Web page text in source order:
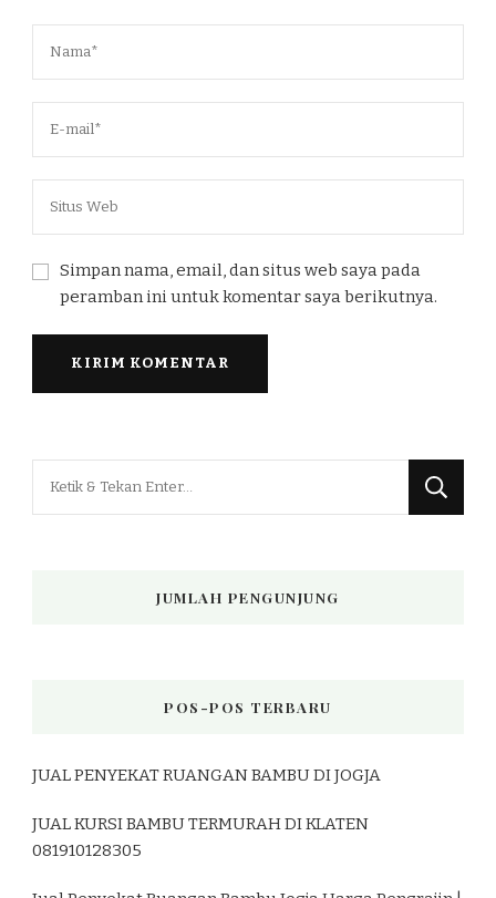
Simpan nama, email, dan situs web saya pada
peramban ini untuk komentar saya berikutnya.
Mencari
JUMLAH PENGUNJUNG
POS-POS TERBARU
JUAL PENYEKAT RUANGAN BAMBU DI JOGJA
JUAL KURSI BAMBU TERMURAH DI KLATEN
081910128305